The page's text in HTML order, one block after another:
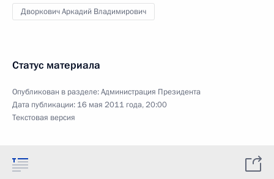
Дворкович Аркадий Владимирович
Статус материала
Опубликован в разделе:Администрация Президента
Дата публикации: 16 мая 2011 года, 20:00
Текстовая версия